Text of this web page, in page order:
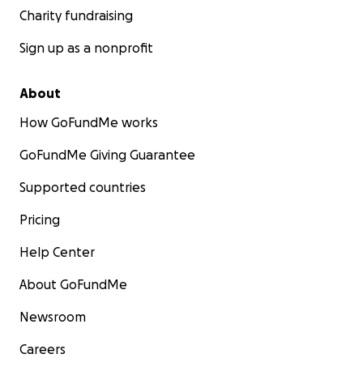
Charity fundraising
Sign up as a nonprofit
About
How GoFundMe works
GoFundMe Giving Guarantee
Supported countries
Pricing
Help Center
About GoFundMe
Newsroom
Careers